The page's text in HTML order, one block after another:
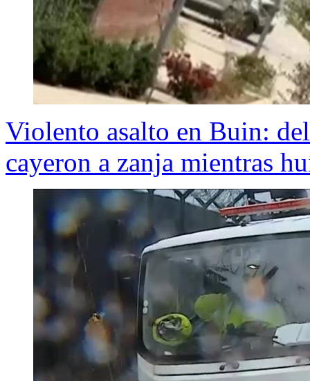
Violento asalto en Buin:
cayeron a zanja mientras